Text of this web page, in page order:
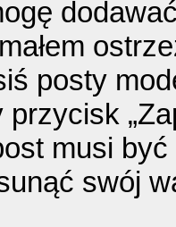
posty
przycisk
musi
swój